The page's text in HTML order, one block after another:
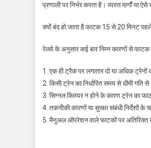
प्रणाली पर निर्भर करता है। व्यस्त मार्गों
क्यों बंद हो जाता है फाटक 15 से 20 मिनट
रेलवे के अनुसार कई बार निम्न कारणों से
1. एक ही ट्रैक पर लगातार दो या अधिक
2. किसी ट्रेन का निर्धारित समय से धीमी गति
3. सिग्नल क्लियर न होने के कारण ट्रेन का
4. तकनीकी कारणों या सुरक्षा संबंधी निर्देशों
5. मैनुअल ऑपरेशन वाले फाटकों पर अतिरिक्त